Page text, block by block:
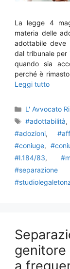
La legge 4
materia delle
adottabile deve
dal tribunale per
quando sia
perché è
Leggi tutto
Categorie
L' Avvocato
Tag
#adottabilità,
#adozioni,
#coniuge,
#l.184/83,
#separazione